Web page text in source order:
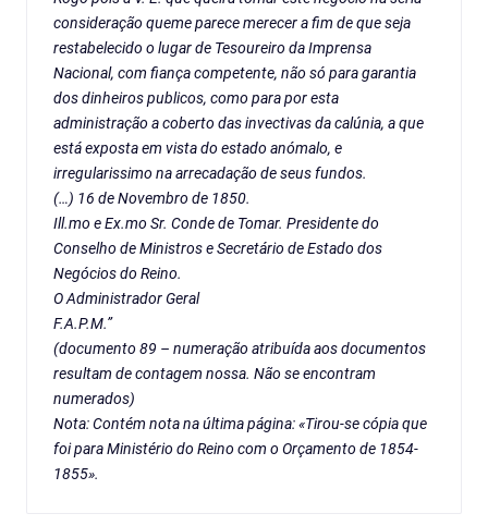
consideração queme parece merecer a fim de que seja
restabelecido o lugar de Tesoureiro da Imprensa
Nacional, com fiança competente, não só para garantia
dos dinheiros publicos, como para por esta
administração a coberto das invectivas da calúnia, a que
está exposta em vista do estado anómalo, e
irregularissimo na arrecadação de seus fundos.
(…) 16 de Novembro de 1850.
Ill.mo e Ex.mo Sr. Conde de Tomar. Presidente do
Conselho de Ministros e Secretário de Estado dos
Negócios do Reino.
O Administrador Geral
F.A.P.M.”
(documento 89 – numeração atribuída aos documentos
resultam de contagem nossa. Não se encontram
numerados)
Nota: Contém nota na última página: «Tirou-se cópia que
foi para Ministério do Reino com o Orçamento de 1854-
1855».